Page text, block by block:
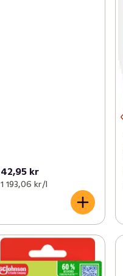
42,95 kr
1 193,06 kr /l